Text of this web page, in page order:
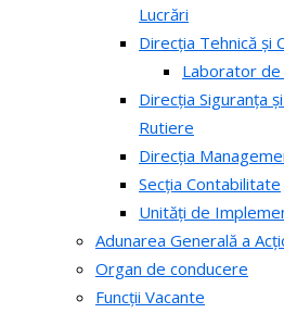
Lucrări
Direcția Tehnică și
Laborator de
Direcția Siguranța
Rutiere
Direcția
Secția Contabilitate
Unități de
Adunarea Generală a
Organ de conducere
Funcții Vacante